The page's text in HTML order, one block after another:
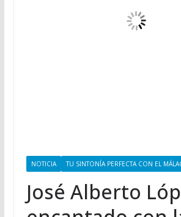
NOTICIA TU SINTONÍA PERFECTA CON EL
José Alberto